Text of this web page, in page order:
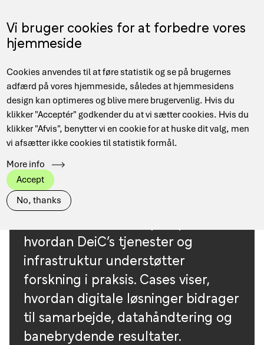
Vi bruger cookies for at forbedre vores
hjemmeside
Cookies anvendes til at føre statistik og se på brugernes
adfærd på vores hjemmeside, således at hjemmesidens
design kan optimeres og blive mere brugervenlig. Hvis du
klikker "Acceptér" godkender du at vi sætter cookies. Hvis du
klikker "Afvis", benytter vi en cookie for at huske dit valg, men
vi afsætter ikke cookies til statistik formål.
More info
Accept
No, thanks
til
hovedindhold
EN
Main
navigation
Brødkrumme
Hjem Use cases
Research
area
Alle Humaniora
Industri
Computer Science
Sundhed
EuroCC Denmark
Offentlig administration
hvordan DeiC’s tjenester og
infrastruktur understøtter
forskning i praksis. Cases viser,
hvordan digitale løsninger bidrager
til samarbejde, datahåndtering og
banebrydende resultater.